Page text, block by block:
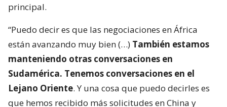
principal.
“Puedo decir es que las negociaciones en África
están avanzando muy bien (…) También estamos
manteniendo otras conversaciones en
Sudamérica. Tenemos conversaciones en el
Lejano Oriente. Y una cosa que puedo decirles es
que hemos recibido más solicitudes en China y